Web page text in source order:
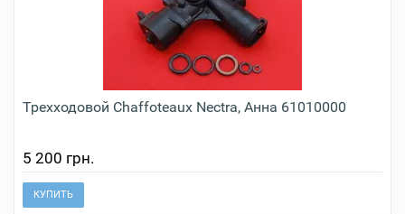
Трехходовой Chaffoteaux Nectra, Анна 61010000
5 200 грн.
КУПИТЬ